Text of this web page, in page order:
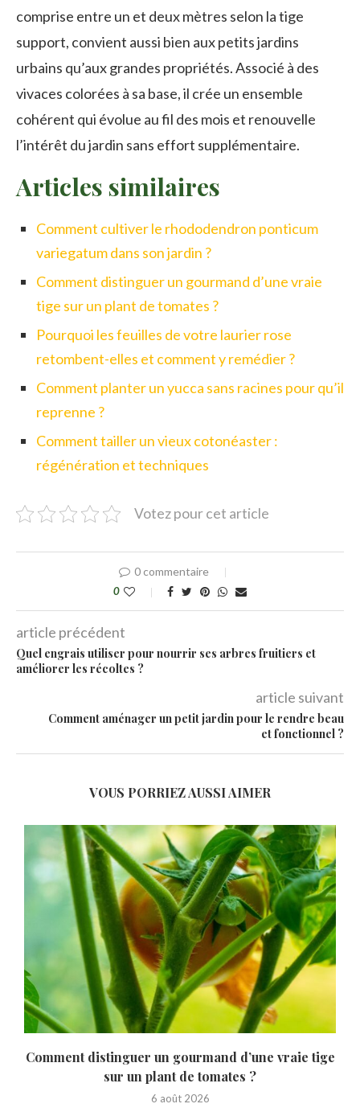
comprise entre un et deux mètres selon la tige
support, convient aussi bien aux petits jardins
urbains qu’aux grandes propriétés. Associé à des
vivaces colorées à sa base, il crée un ensemble
cohérent qui évolue au fil des mois et renouvelle
l’intérêt du jardin sans effort supplémentaire.
Articles similaires
Comment cultiver le rhododendron ponticum
variegatum dans son jardin ?
Comment distinguer un gourmand d’une vraie
tige sur un plant de tomates ?
Pourquoi les feuilles de votre laurier rose
retombent-elles et comment y remédier ?
Comment planter un yucca sans racines pour qu’il
reprenne ?
Comment tailler un vieux cotonéaster :
régénération et techniques
Votez pour cet article
0 commentaire
0
article précédent
Quel engrais utiliser pour nourrir ses arbres fruitiers et
améliorer les récoltes ?
article suivant
Comment aménager un petit jardin pour le rendre beau
et fonctionnel ?
VOUS PORRIEZ AUSSI AIMER
Comment distinguer un gourmand d’une vraie tige
sur un plant de tomates ?
6 août 2026